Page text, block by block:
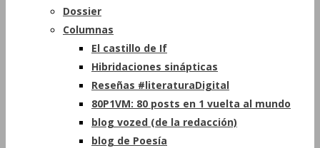
Dossier
Columnas
El castillo de If
Hibridaciones sinápticas
Reseñas #literaturaDigital
80P1VM: 80 posts en 1 vuelta al mundo
blog vozed (de la redacción)
blog de Poesía